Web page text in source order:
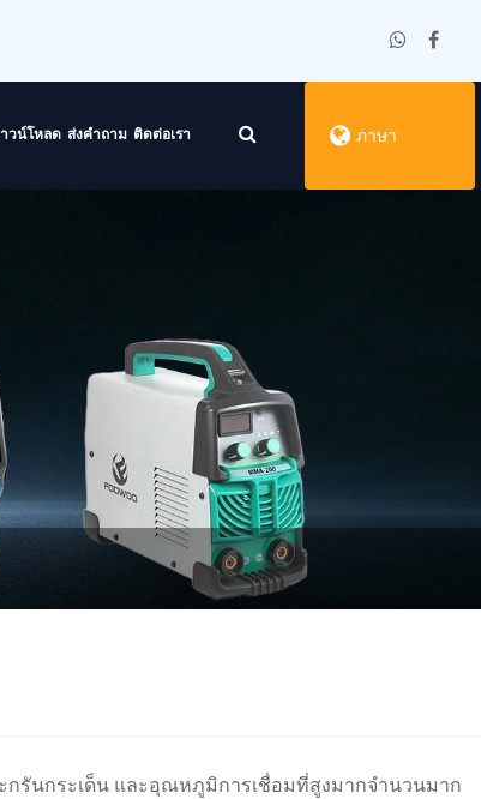
วน์โหลด ส่งคำถาม ติดต่อเรา ภาษา
กรันกระเด็น และอุณหภูมิการเชื่อมที่สูงมากจำนวนมาก